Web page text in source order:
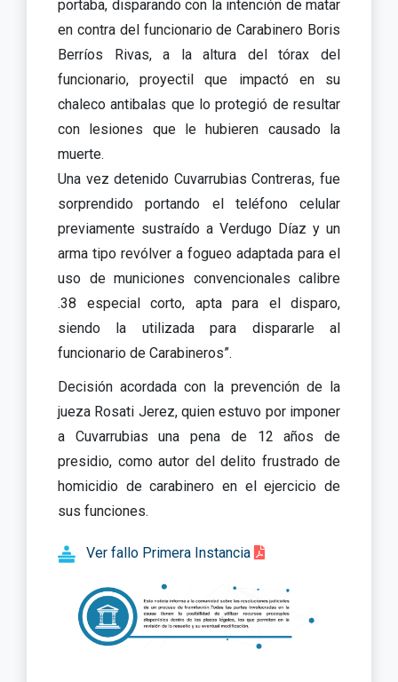
portaba, disparando con la intención de matar
en contra del funcionario de Carabinero Boris
Berríos Rivas, a la altura del tórax del
funcionario, proyectil que impactó en su
chaleco antibalas que lo protegió de resultar
con lesiones que le hubieren causado la
muerte.
Una vez detenido Cuvarrubias Contreras, fue
sorprendido portando el teléfono celular
previamente sustraído a Verdugo Díaz y un
arma tipo revólver a fogueo adaptada para el
uso de municiones convencionales calibre
.38 especial corto, apta para el disparo,
siendo la utilizada para dispararle al
funcionario de Carabineros”.
Decisión acordada con la prevención de la
jueza Rosati Jerez, quien estuvo por imponer
a Cuvarrubias una pena de 12 años de
presidio, como autor del delito frustrado de
homicidio de carabinero en el ejercicio de
sus funciones.
Ver fallo Primera Instancia